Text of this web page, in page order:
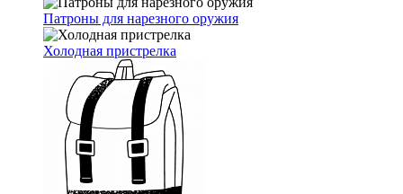
Патроны для нарезного оружия
Холодная пристрелка